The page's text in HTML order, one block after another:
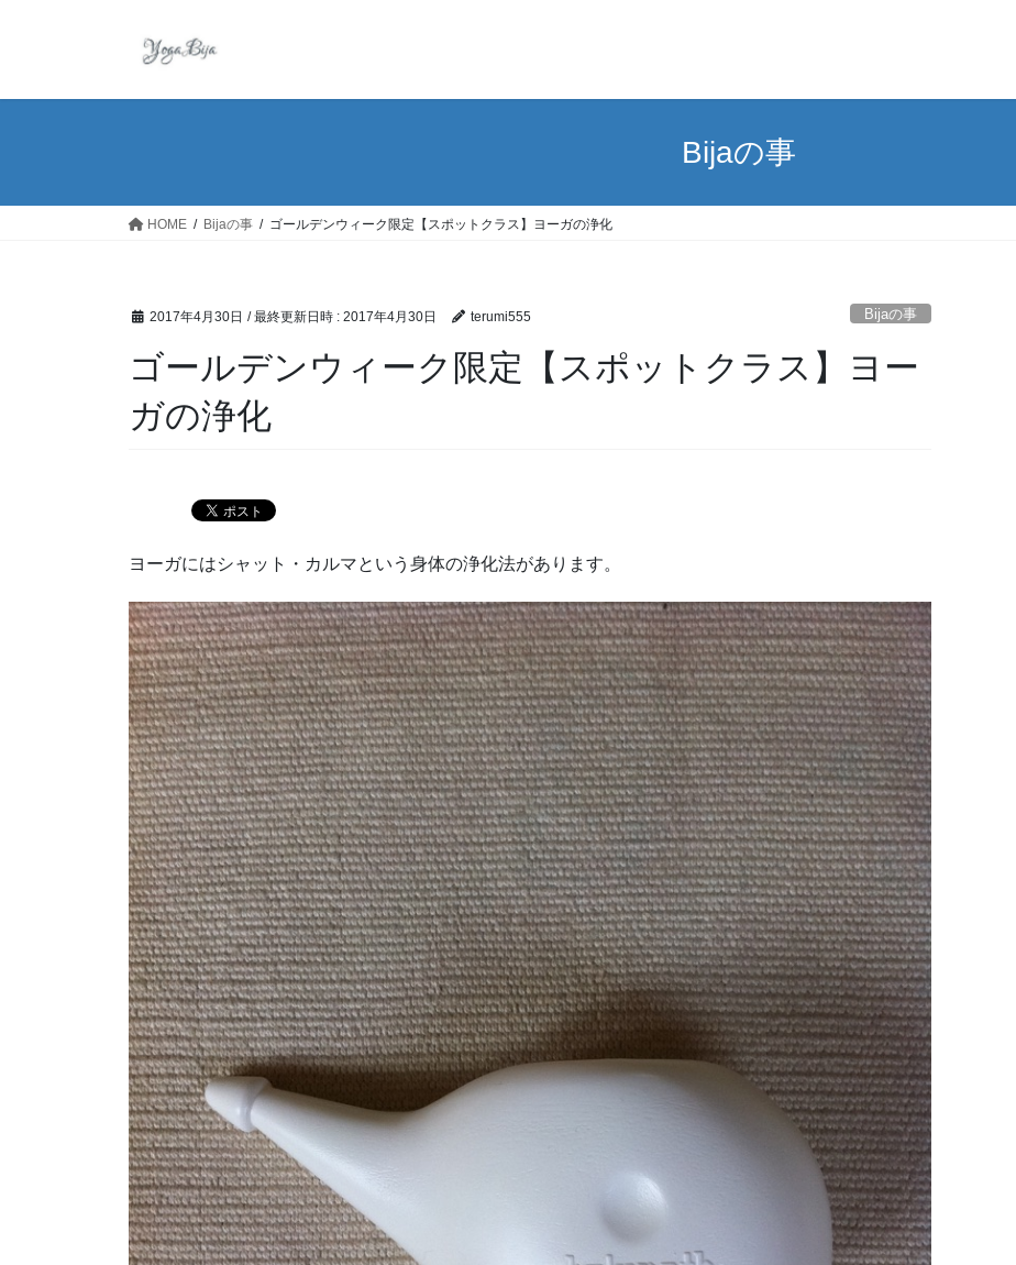
Bijaの事
HOME Bijaの事 ゴールデンウィーク限定【スポットクラス】ヨーガの浄化
2017年4月30日 / 最終更新日時 : 2017年4月30日 terumi555 Bijaの事
ゴールデンウィーク限定【スポットクラス】ヨー
ガの浄化
ヨーガにはシャット・カルマという身体の浄化法があります。